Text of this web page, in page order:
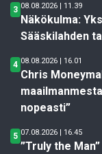
3 08.08.2026 | 11.39
Näkökulma:
Sääskilahden
4 08.08.2026 | 16.01
Chris
nopeasti”
5 07.08.2026 | 16.45
”Truly the